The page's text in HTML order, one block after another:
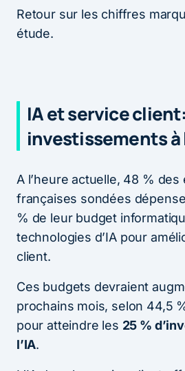
Retour sur les chiffres
étude.
IA et service
investissements à
A l’heure actuelle, 48 %
françaises sondées
% de leur budget
technologies d’IA pour
client.
Ces budgets devraient
prochains mois, selon 44,5
pour atteindre les 25 %
l’IA.